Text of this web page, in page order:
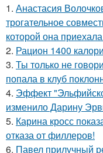
1. Анастасия
трогательное
которой она
2. Рацион 1400
3. Ты только не
попала в клуб
4. Эффект
изменило Дарину
5. Карина кросс
отказа от филлеров!
6. Павел прилучный